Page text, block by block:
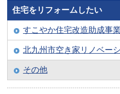
住宅をリフォームしたい
すこやか住宅改造助成事業
北九州市空き家リノベー
その他